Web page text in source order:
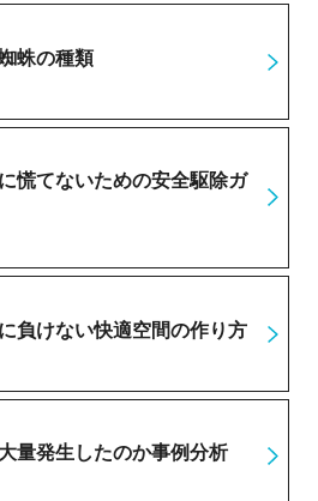
蛛の種類
慌てないための安全駆除ガ
負けない快適空間の作り方
量発生したのか事例分析